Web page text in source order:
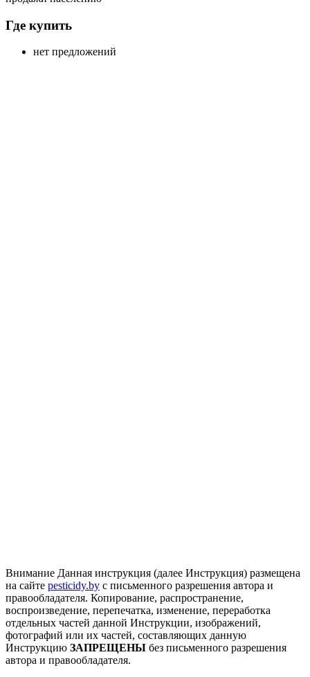
Где купить
нет предложений
Внимание Данная инструкция (далее Инструкция) размещена
на сайте pesticidy.by с письменного разрешения автора и
правообладателя. Копирование, распространение,
воспроизведение, перепечатка, изменение, переработка
отдельных частей данной Инструкции, изображений,
фотографий или их частей, составляющих данную
Инструкцию ЗАПРЕЩЕНЫ без письменного разрешения
автора и правообладателя.